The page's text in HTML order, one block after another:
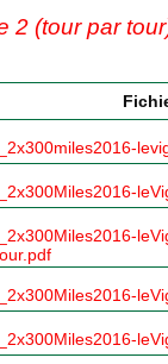
2 (tour par